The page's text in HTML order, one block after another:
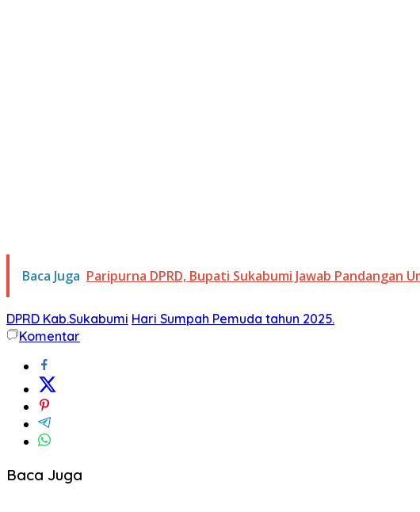
Baca Juga Paripurna DPRD, Bupati Sukabumi Jawab Pandangan
DPRD Kab.Sukabumi Hari Sumpah Pemuda tahun 2025.
Komentar
Baca Juga